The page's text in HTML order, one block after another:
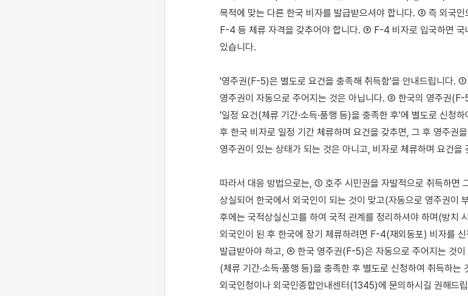
목적에 맞는 다른 한국 비자를 발급받으셔야 합니다. ② 즉 외국
F-4 등 체류 자격을 갖추어야 합니다. ③ F-4 비자로 입국하면 국
있습니다.
'영주권(F-5)은 별도로 요건을 충족해 취득함'을 안내드립니다.
영주권이 자동으로 주어지는 것은 아닙니다. ② 한국의 영주권
'일정 요건(체류 기간·소득·품행 등)을 충족한 후'에 별도로 신청
후 한국 비자로 일정 기간 체류하며 요건을 갖추면, 그 후 영주권
영주권이 있는 상태가 되는 것은 아니고, 비자로 체류하며 요건을
따라서 대응 방법으로는, ① 호주 시민권을 자발적으로 취득하면
상실되어 한국에서 외국인이 되는 것이 맞고(자동으로 영주권이
후에는 국적상실신고를 하여 국적 관계를 정리하셔야 하며(방치
외국인이 된 후 한국에 장기 체류하려면 F-4(재외동포) 비자를
발급받아야 하고, ④ 한국 영주권(F-5)은 자동으로 주어지는 것이
(체류 기간·소득·품행 등)을 충족한 후 별도로 신청하여 취득하는
외국인청이나 외국인종합안내센터(1345)에 문의하시길 권해드